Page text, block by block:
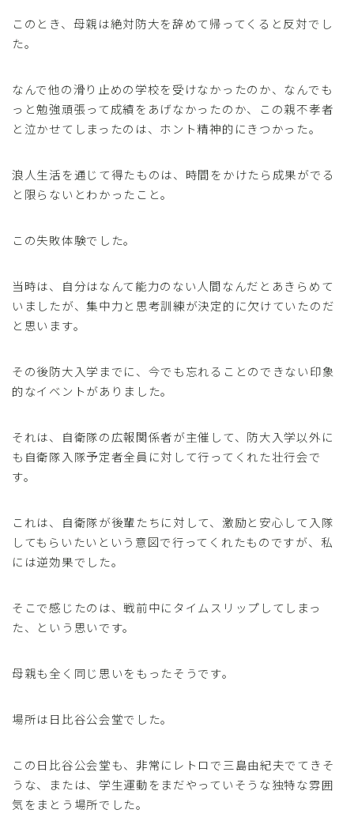
このとき、母親は絶対防大を辞めて帰ってくると反対でし
た。
なんで他の滑り止めの学校を受けなかったのか、なんでも
っと勉強頑張って成績をあげなかったのか、この親不孝者
と泣かせてしまったのは、ホント精神的にきつかった。
浪人生活を通じて得たものは、時間をかけたら成果がでる
と限らないとわかったこと。
この失敗体験でした。
当時は、自分はなんて能力のない人間なんだとあきらめて
いましたが、集中力と思考訓練が決定的に欠けていたのだ
と思います。
その後防大入学までに、今でも忘れることのできない印象
的なイベントがありました。
それは、自衛隊の広報関係者が主催して、防大入学以外に
も自衛隊入隊予定者全員に対して行ってくれた壮行会で
す。
これは、自衛隊が後輩たちに対して、激励と安心して入隊
してもらいたいという意図で行ってくれたものですが、私
には逆効果でした。
そこで感じたのは、戦前中にタイムスリップしてしまっ
た、という思いです。
母親も全く同じ思いをもったそうです。
場所は日比谷公会堂でした。
この日比谷公会堂も、非常にレトロで三島由紀夫でてきそ
うな、または、学生運動をまだやっていそうな独特な雰囲
気をまとう場所でした。